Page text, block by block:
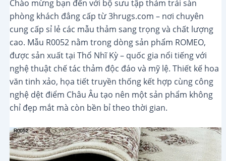
Chào mừng bạn đến với bộ sưu tập thảm trải sàn
phòng khách đẳng cấp từ 3hrugs.com – nơi chuyên
cung cấp sỉ lẻ các mẫu thảm sang trọng và chất lượng
cao. Mẫu R0052 nằm trong dòng sản phẩm ROMEO,
được sản xuất tại Thổ Nhĩ Kỳ – quốc gia nổi tiếng với
nghệ thuật chế tác thảm độc đáo và mỹ lệ. Thiết kế hoa
văn tinh xảo, họa tiết truyền thống kết hợp cùng công
nghệ dệt điểm Châu Âu tạo nên một sản phẩm không
chỉ đẹp mắt mà còn bền bỉ theo thời gian.